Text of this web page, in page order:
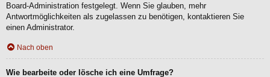
Board-Administration festgelegt. Wenn Sie glauben, mehr
Antwortmöglichkeiten als zugelassen zu benötigen, kontaktieren Sie
einen Administrator.
Nach oben
Wie bearbeite oder lösche ich eine Umfrage?